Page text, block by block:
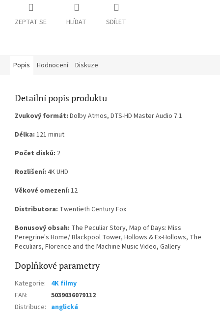
ZEPTAT SE HLÍDAT SDÍLET
Popis Hodnocení Diskuze
Detailní popis produktu
Zvukový formát: Dolby Atmos, DTS-HD Master Audio 7.1
Délka: 121 minut
Počet disků: 2
Rozlišení: 4K UHD
Věkové omezení: 12
Distributora: Twentieth Century Fox
Bonusový obsah: The Peculiar Story, Map of Days: Miss
Peregrine's Home/ Blackpool Tower, Hollows & Ex-Hollows, The
Peculiars, Florence and the Machine Music Video, Gallery
Doplňkové parametry
Kategorie:
4K filmy
EAN:
5039036079112
Distribuce: anglická